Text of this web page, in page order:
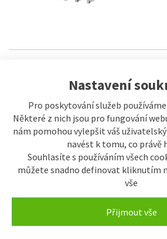
Nastavení
Pro poskytování služeb
Některé z nich jsou pro fungování
nám pomohou vylepšit váš
navést k tomu, co právě
Souhlasíte s používáním všech
můžete snadno definovat kliknutím
vše
Přijmout vše